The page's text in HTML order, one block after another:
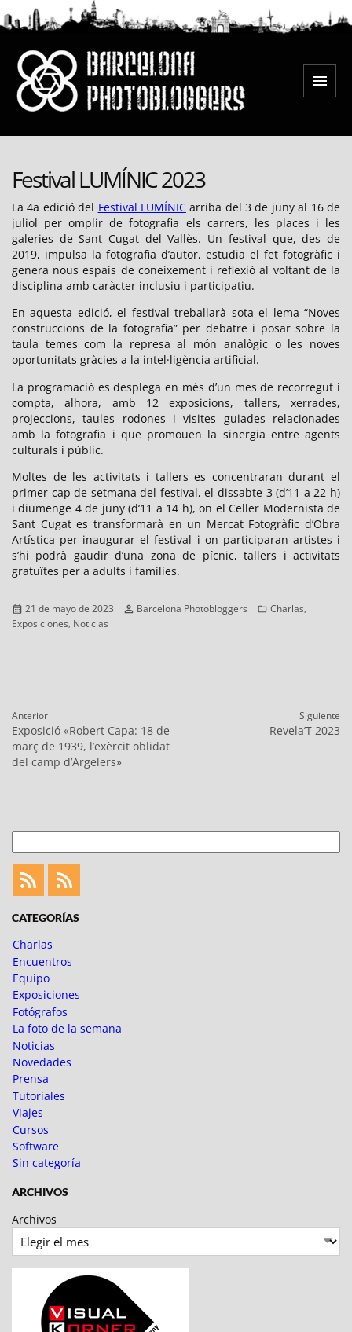
al
Menú
Festival LUMÍNIC 2023
La 4a edició del Festival LUMÍNICarriba del 3 de juny al 16 de
juliol per omplir de fotografia els carrers, les places i les
galeries de Sant Cugat del Vallès. Un festival que, des de
2019, impulsa la fotografia d’autor, estudia el fet fotogràfic i
genera nous espais de coneixement i reflexió al voltant de la
disciplina amb caràcter inclusiu i participatiu.
En aquesta edició, el festival treballarà sota el lema “Noves
construccions de la fotografia” per debatre i posar sobre la
taula temes com la represa al món analògic o les noves
oportunitats gràcies a la intel·ligència artificial.
La programació es desplega en més d’un mes de recorregut i
compta, alhora, amb 12 exposicions, tallers, xerrades,
projeccions, taules rodones i visites guiades relacionades
amb la fotografia i que promouen la sinergia entre agents
culturals i públic.
Moltes de les activitats i tallers es concentraran durant el
primer cap de setmana del festival, el dissabte 3 (d’11 a 22 h)
i diumenge 4 de juny (d’11 a 14 h), on el Celler Modernista de
Sant Cugat es transformarà en un Mercat Fotogràfic d’Obra
Artística per inaugurar el festival i on participaran artistes i
s’hi podrà gaudir d’una zona de pícnic, tallers i activitats
gratuïtes per a adults i famílies.
Publicado
el
21 de mayo de 2023 Autor
Barcelona Photobloggers Categorías
Charlas,
Exposiciones, Noticias
Navegación
de
entradas
Anterior
Entrada
anterior:
Exposició «Robert Capa: 18 de
març de 1939, l’exèrcit oblidat
del camp d’Argelers»
Siguiente
Revela’T 2023
Feed
Feed
CATEGORÍAS
Charlas
Encuentros
Equipo
Exposiciones
Fotógrafos
La foto de la semana
Noticias
Novedades
Prensa
Tutoriales
Viajes
Cursos
Software
Sin categoría
ARCHIVOS
Archivos